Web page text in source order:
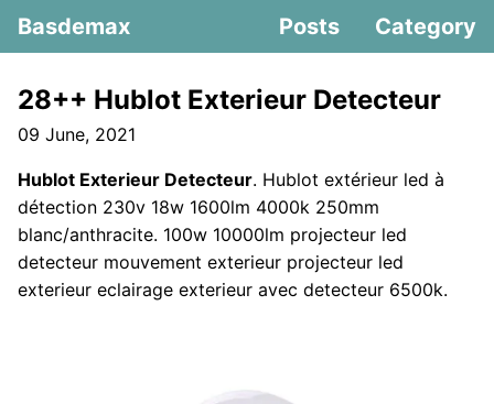
Basdemax Posts Category
28++ Hublot Exterieur Detecteur
09 June, 2021
Hublot Exterieur Detecteur. Hublot extérieur led à
détection 230v 18w 1600lm 4000k 250mm
blanc/anthracite. 100w 10000lm projecteur led
detecteur mouvement exterieur projecteur led
exterieur eclairage exterieur avec detecteur 6500k.